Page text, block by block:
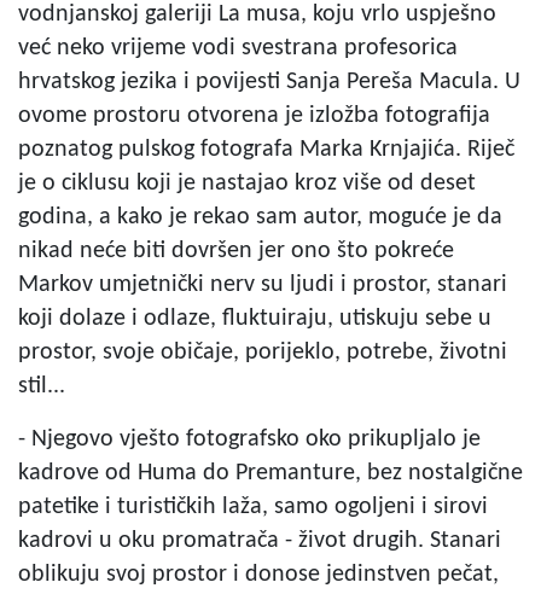
vodnjanskoj galeriji La musa, koju vrlo uspješno
već neko vrijeme vodi svestrana profesorica
hrvatskog jezika i povijesti Sanja Pereša Macula. U
ovome prostoru otvorena je izložba fotografija
poznatog pulskog fotografa Marka Krnjajića. Riječ
je o ciklusu koji je nastajao kroz više od deset
godina, a kako je rekao sam autor, moguće je da
nikad neće biti dovršen jer ono što pokreće
Markov umjetnički nerv su ljudi i prostor, stanari
koji dolaze i odlaze, fluktuiraju, utiskuju sebe u
prostor, svoje običaje, porijeklo, potrebe, životni
stil...
- Njegovo vješto fotografsko oko prikupljalo je
kadrove od Huma do Premanture, bez nostalgične
patetike i turističkih laža, samo ogoljeni i sirovi
kadrovi u oku promatrača - život drugih. Stanari
oblikuju svoj prostor i donose jedinstven pečat,